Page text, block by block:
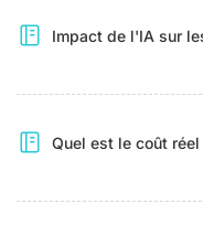
Impact de l'IA sur
Quel est le coût réel